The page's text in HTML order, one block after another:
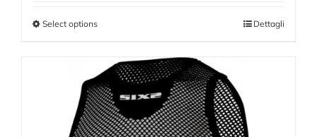
Select options Dettagli